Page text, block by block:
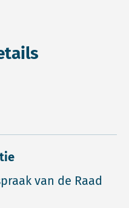
van de Raad